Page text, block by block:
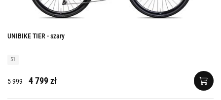
UNIBIKE TIER - szary
51
5 999 4 799 zł